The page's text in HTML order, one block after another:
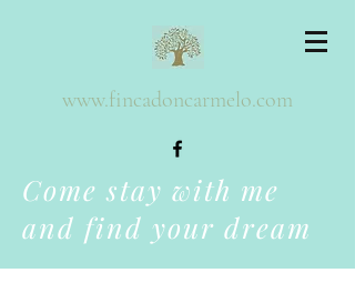
www.fincadoncarmelo.com
Come stay with me
and find your dream